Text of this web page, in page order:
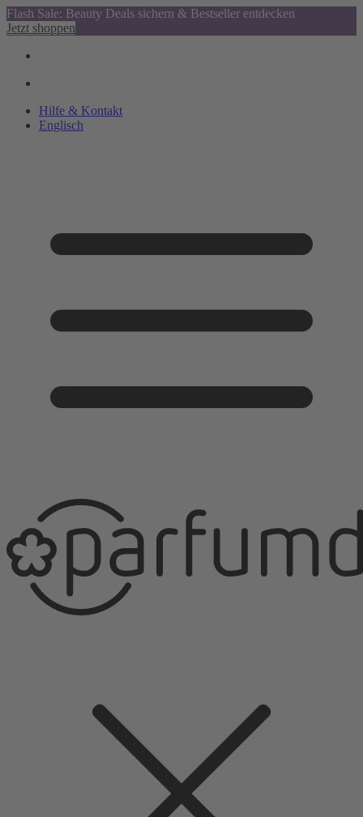
Flash Sale: Beauty Deals sichern & Bestseller entdecken
Jetzt shoppen
Hilfe & Kontakt
Englisch